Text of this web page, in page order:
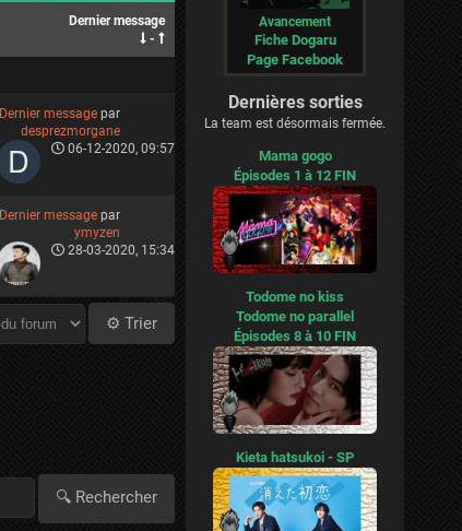
Dernier message
-
Dernier message par
desprezmorgane
06-12-2020, 09:57
Dernier message par
ymyzen
28-03-2020, 15:34
Avancement
Fiche Dogaru
Page Facebook
Dernières sorties
La team est désormais fermée.
Mama gogo
Épisodes 1 à 12 FIN
Todome no kiss
Todome no parallel
Épisodes 8 à 10 FIN
Kieta hatsukoi - SP